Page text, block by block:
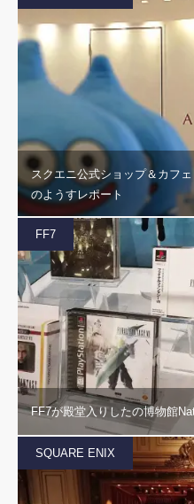
スクエニ公式ショップ＆カフ
のようすレポート
FF7
FF7が殿堂入りしたの博物館
SQUARE ENIX